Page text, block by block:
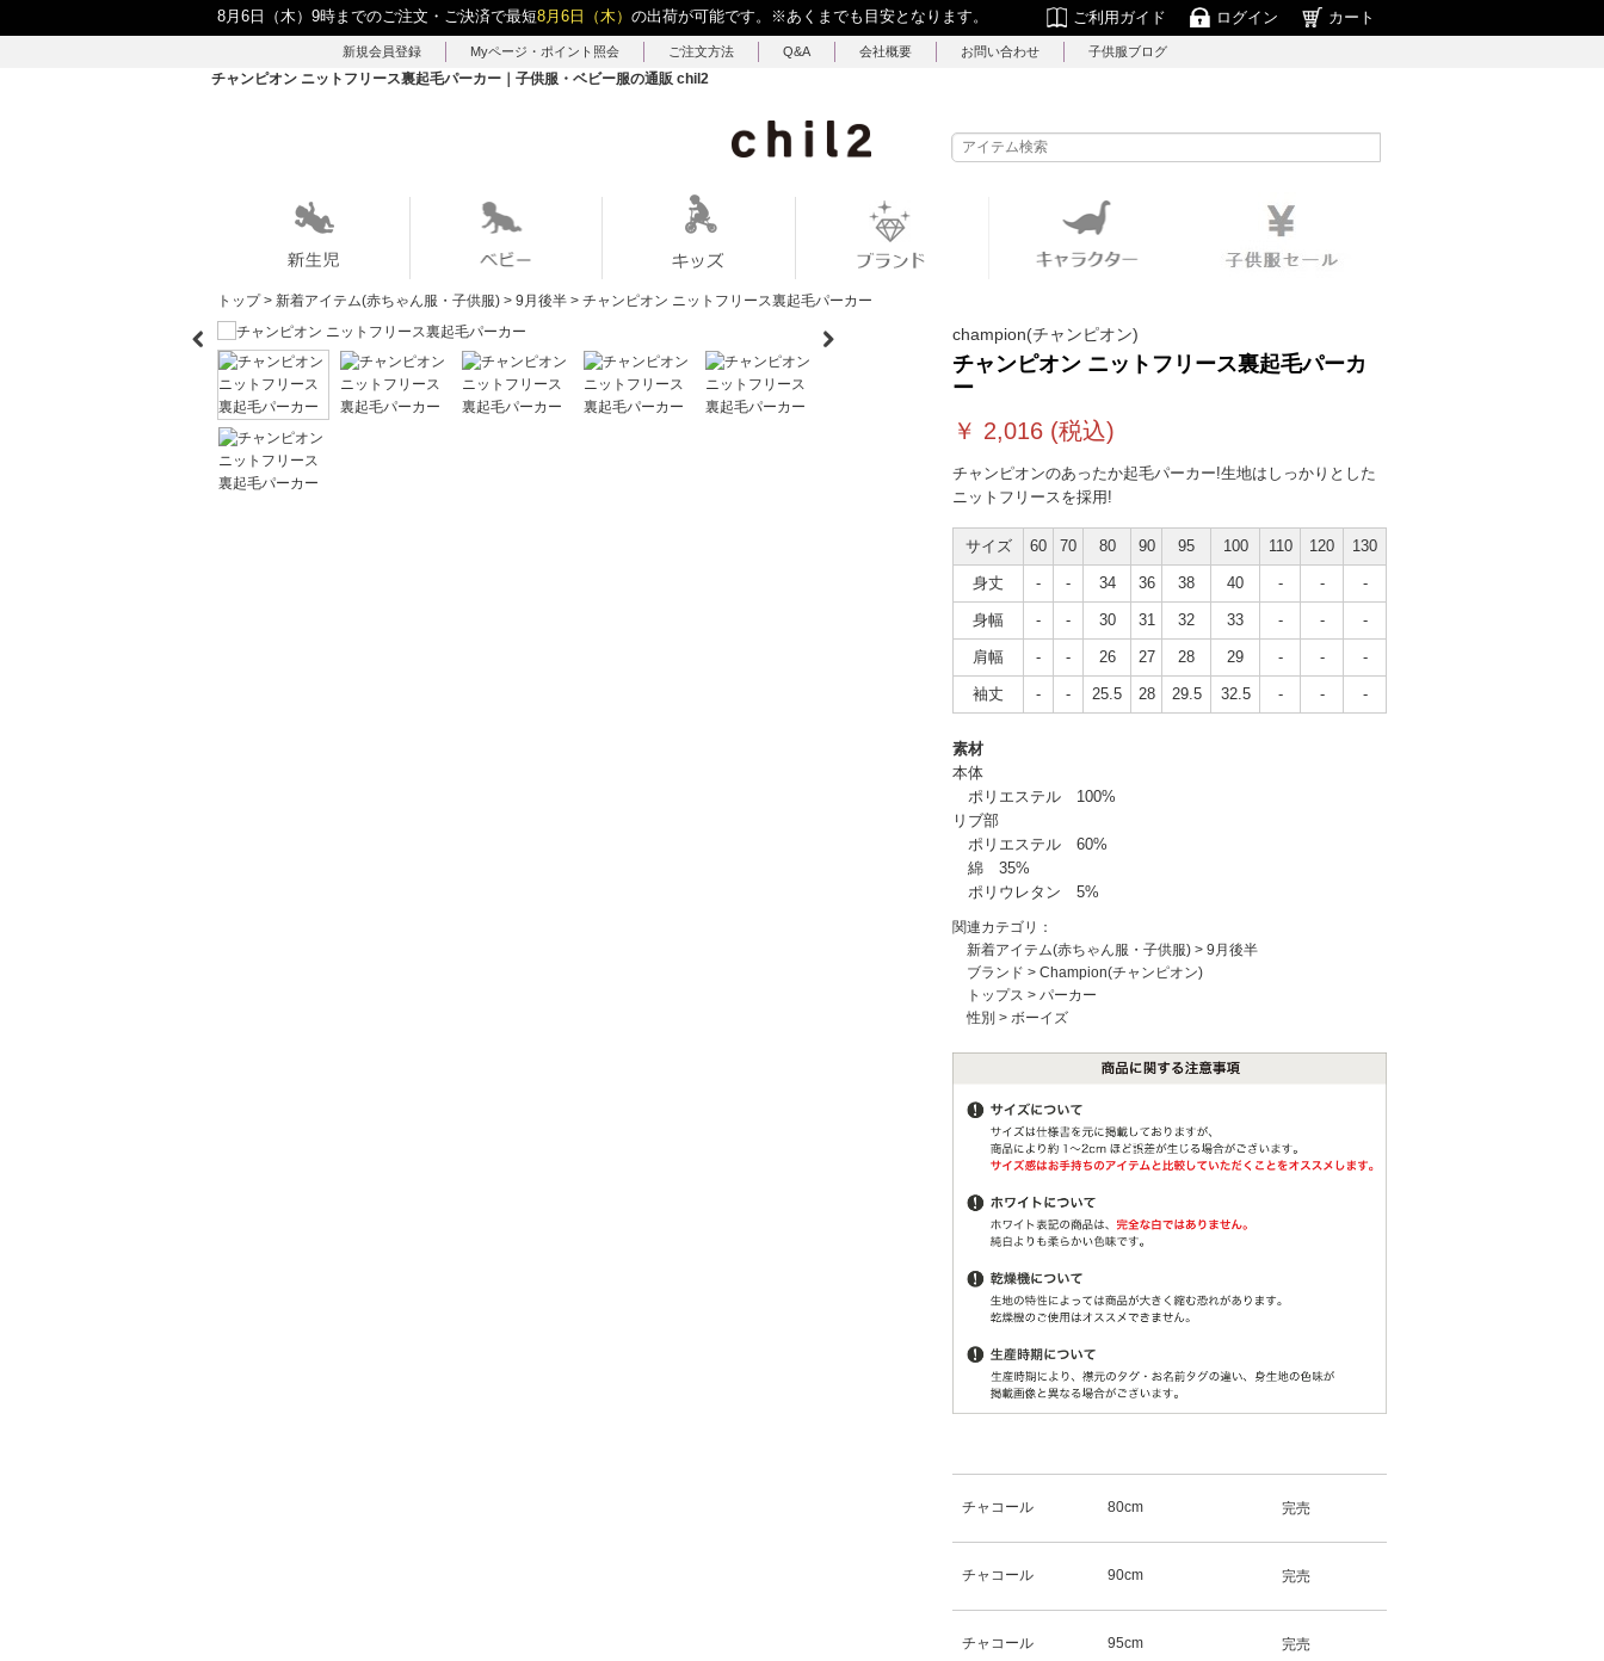
8月6日（木）9時までのご注文・ご決済で最短8月6日（木） の出荷が可能です。 ※あくまでも目安となります。 ご利用ガイド ログイン カート
新規会員登録 Myページ・ポイント照会 ご注文方法 Q&A 会社概要 お問い合わせ 子供服ブログ
チャンピオン ニットフリース裏起毛パーカー｜子供服・ベビー服の通販 chil2
トップ > 新着アイテム(赤ちゃん服・子供服) > 9月後半 > チャンピオン ニットフリース裏起毛パーカー
champion(チャンピオン)
チャンピオン ニットフリース裏起毛パーカ
ー
￥ 2,016 (税込)
チャンピオンのあったか起毛パーカー!生地はしっかりとした
ニットフリースを採用!
サイズ 60 70 80 90 95 100 110 120 130
身丈 - - 34 36 38 40 - - -
身幅 - - 30 31 32 33 - - -
肩幅 - - 26 27 28 29 - - -
袖丈 - - 25.5 28 29.5 32.5 - - -
素材
本体
ポリエステル 100%
リブ部
ポリエステル 60%
綿 35%
ポリウレタン 5%
関連カテゴリ：
新着アイテム(赤ちゃん服・子供服) > 9月後半
ブランド > Champion(チャンピオン)
トップス > パーカー
性別 > ボーイズ
チャコール 80cm 完売
チャコール 90cm 完売
チャコール 95cm 完売